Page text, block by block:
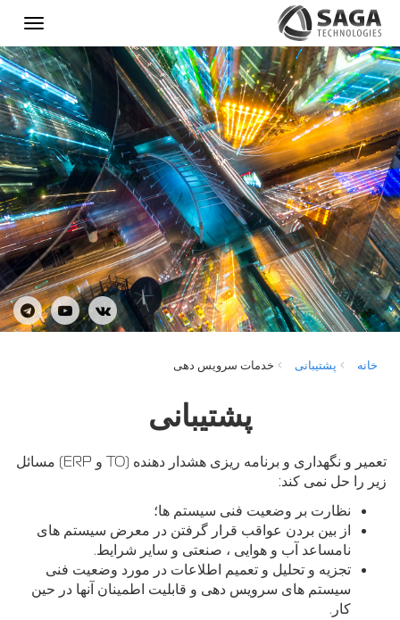
Show
menu
خانه پشتیبانی خدمات سرویس دهی
پشتیبانی
تعمیر و نگهداری و برنامه ریزی هشدار دهنده (TO و ERP) مسائل
زیر را حل نمی کند:
نظارت بر وضعیت فنی سیستم ها؛
از بین بردن عواقب قرار گرفتن در معرض سیستم های
نامساعد آب و هوایی ، صنعتی و سایر شرایط.
تجزیه و تحلیل و تعمیم اطلاعات در مورد وضعیت فنی
سیستم های سرویس دهی و قابلیت اطمینان آنها در حین
کار.